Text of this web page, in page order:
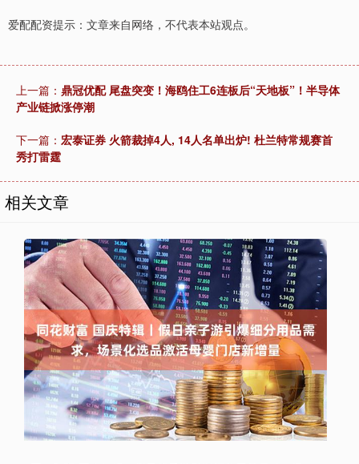
爱配配资提示：文章来自网络，不代表本站观点。
上一篇： 鼎冠优配 尾盘突变！海鸥住工6连板后“天地板”！半导体
产业链掀涨停潮
下一篇： 宏泰证券 火箭裁掉4人, 14人名单出炉! 杜兰特常规赛首
秀打雷霆
相关文章